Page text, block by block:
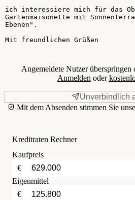
Angemeldete Nutzer überspringen
Anmelden oder
Unverbindlich
Mit dem Absenden stimmen Sie
Kreditraten Rechner
Kaufpreis
€
Eigenmittel
€